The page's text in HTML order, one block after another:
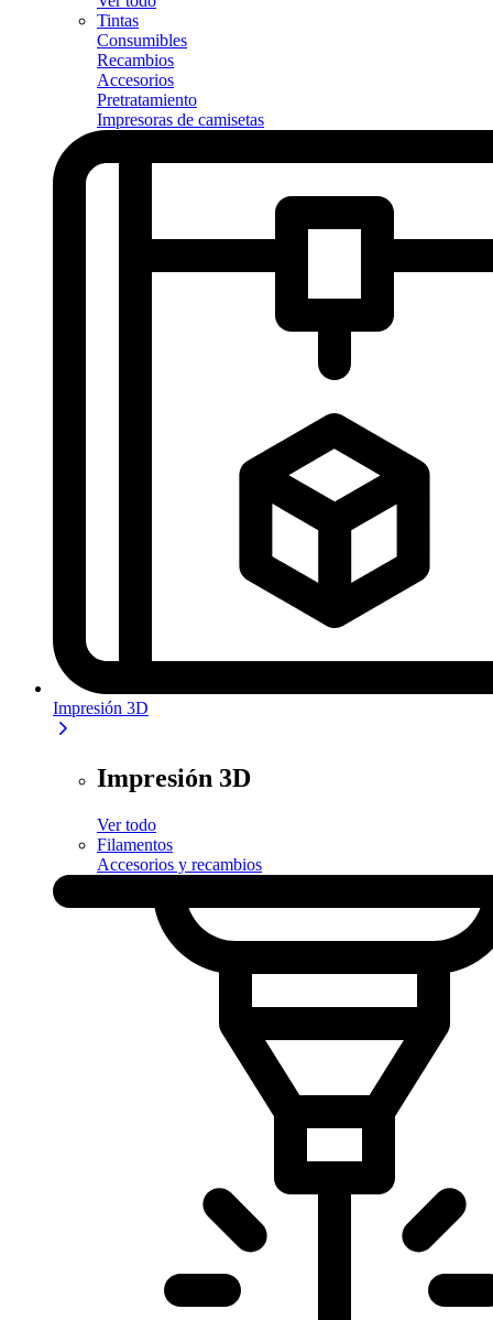
Tintas
Consumibles
Recambios
Accesorios
Pretratamiento
Impresoras de camisetas
Impresión 3D
Impresión 3D
Ver todo
Filamentos
Accesorios y recambios